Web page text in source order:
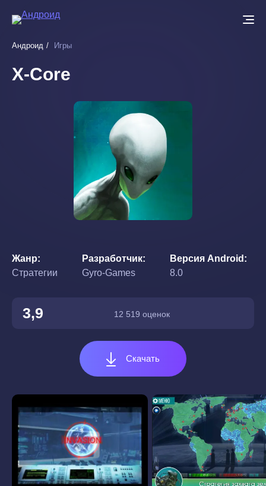
основному
Андроид Игры
X-Core
Жанр
Стратегии
Разработчик
Gyro-Games
Версия Android
8.0
3,9 12 519 оценок
Скачать